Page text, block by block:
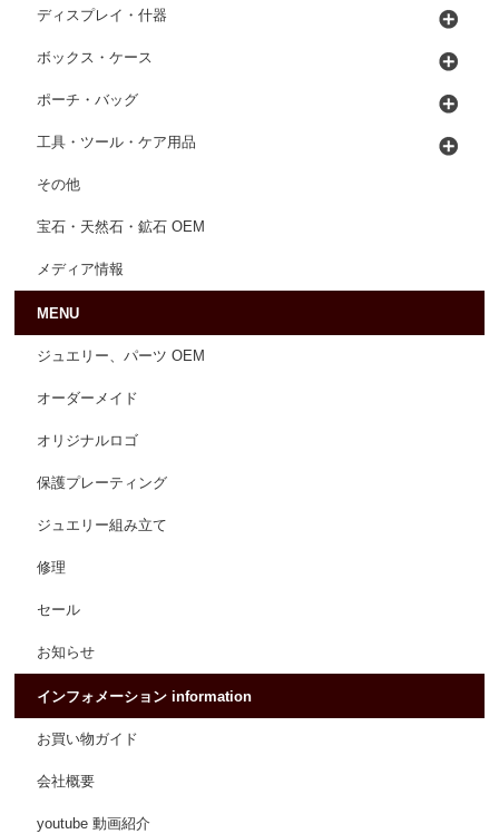
ディスプレイ・什器
ボックス・ケース
ポーチ・バッグ
工具・ツール・ケア用品
その他
宝石・天然石・鉱石 OEM
メディア情報
MENU
ジュエリー、パーツ OEM
オーダーメイド
オリジナルロゴ
保護プレーティング
ジュエリー組み立て
修理
セール
お知らせ
インフォメーション information
お買い物ガイド
会社概要
youtube 動画紹介